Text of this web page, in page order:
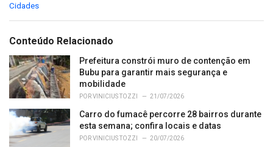
C
e
o
r
i
e
:
Cidades
Conteúdo Relacionado
Prefeitura constrói muro de contenção em
Bubu para garantir mais segurança e
mobilidade
PORVINICIUS TOZZI 21/07/2026
Carro do fumacê percorre 28 bairros durante
esta semana; confira locais e datas
PORVINICIUS TOZZI 20/07/2026